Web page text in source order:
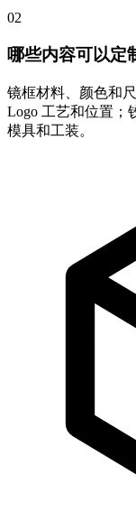
02
哪些内容可以定
镜框材料、颜色和
Logo 工艺和位置；
模具和工装。